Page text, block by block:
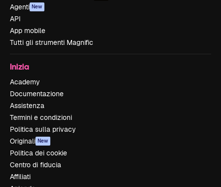
Agenti New
API
App mobile
Tutti gli strumenti Magnific
Inizia
Academy
Documentazione
Assistenza
Termini e condizioni
Politica sulla privacy
Originali New
Politica dei cookie
Centro di fiducia
Affiliati